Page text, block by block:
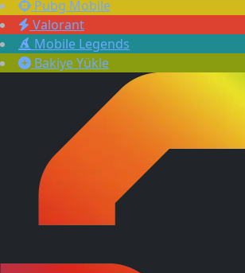
Pubg Mobile
Valorant
Mobile Legends
Bakiye Yükle